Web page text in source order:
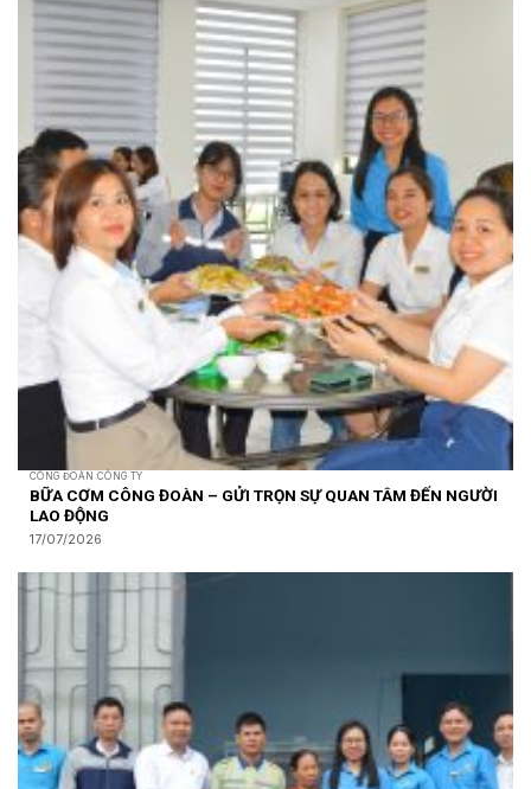
CÔNG ĐOÀN CÔNG TY
BỮA CƠM CÔNG ĐOÀN – GỬI TRỌN SỰ QUAN TÂM ĐẾN NGƯỜI
LAO ĐỘNG
17/07/2026